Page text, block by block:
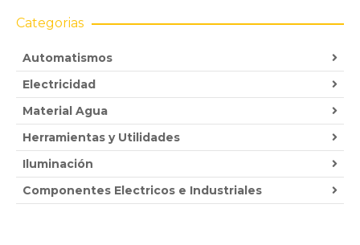
Categorias
Automatismos
Electricidad
Material Agua
Herramientas y Utilidades
Iluminación
Componentes Electricos e Industriales